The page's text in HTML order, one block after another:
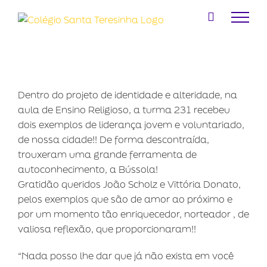
para
Dentro do projeto de identidade e alteridade, na
aula de Ensino Religioso, a turma 231 recebeu
dois exemplos de liderança jovem e voluntariado,
de nossa cidade!! De forma descontraída,
trouxeram uma grande ferramenta de
autoconhecimento, a Bússola!
Gratidão queridos João Scholz e Vittória Donato,
pelos exemplos que são de amor ao próximo e
por um momento tão enriquecedor, norteador , de
valiosa reflexão, que proporcionaram!!
“Nada posso lhe dar que já não exista em você